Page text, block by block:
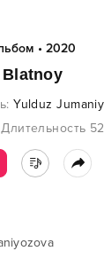
• 2020
Blatnoy
:Yulduz
Длительность 52